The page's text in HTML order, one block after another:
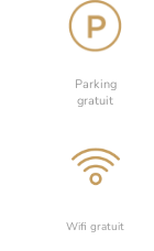
Parking
gratuit
Wifi gratuit